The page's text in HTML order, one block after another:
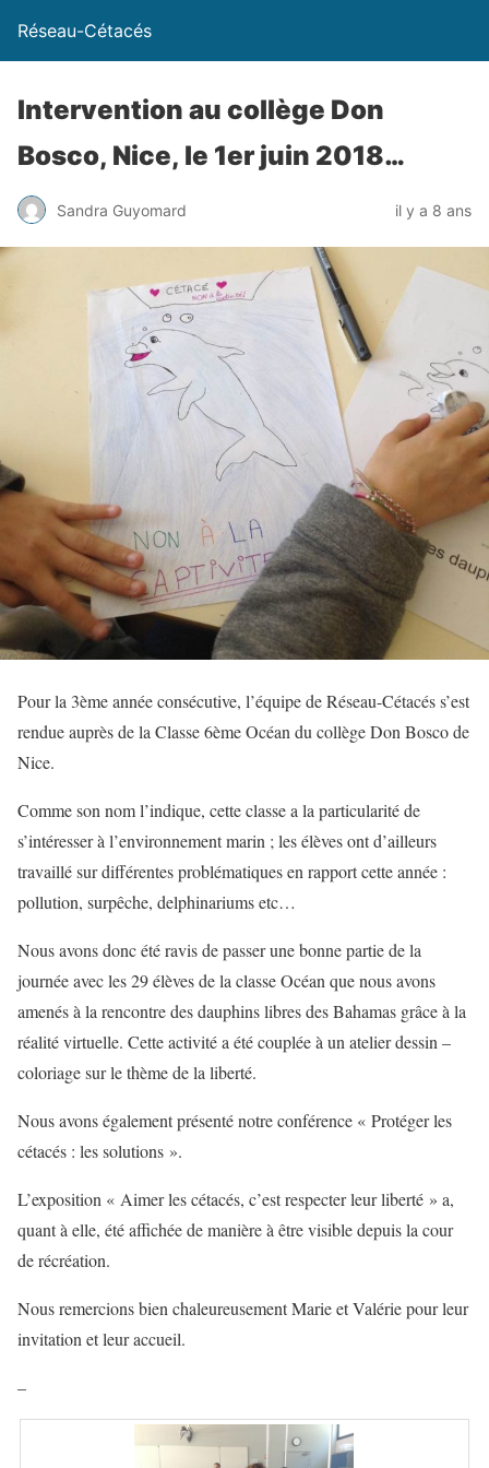
Réseau-Cétacés
Intervention au collège Don
Bosco, Nice, le 1er juin 2018…
Sandra Guyomard il y a 8 ans
Pour la 3ème année consécutive, l’équipe de Réseau-Cétacés s’est
rendue auprès de la Classe 6ème Océan du collège Don Bosco de
Nice.
Comme son nom l’indique, cette classe a la particularité de
s’intéresser à l’environnement marin ; les élèves ont d’ailleurs
travaillé sur différentes problématiques en rapport cette année :
pollution, surpêche, delphinariums etc…
Nous avons donc été ravis de passer une bonne partie de la
journée avec les 29 élèves de la classe Océan que nous avons
amenés à la rencontre des dauphins libres des Bahamas grâce à la
réalité virtuelle. Cette activité a été couplée à un atelier dessin –
coloriage sur le thème de la liberté.
Nous avons également présenté notre conférence « Protéger les
cétacés : les solutions ».
L’exposition « Aimer les cétacés, c’est respecter leur liberté » a,
quant à elle, été affichée de manière à être visible depuis la cour
de récréation.
Nous remercions bien chaleureusement Marie et Valérie pour leur
invitation et leur accueil.
–